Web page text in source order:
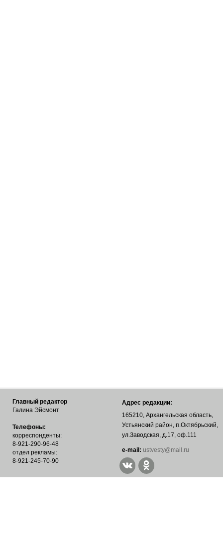
Главный редактор
Галина Эйсмонт
Телефоны:
корреспонденты:
8-921-290-96-48
отдел рекламы:
8-921-245-70-90
Адрес редакции:
165210, Архангельская область,
Устьянский район, п.Октябрьский,
ул.Заводская, д.17, оф.111
е-mail: ustvesty@mail.ru